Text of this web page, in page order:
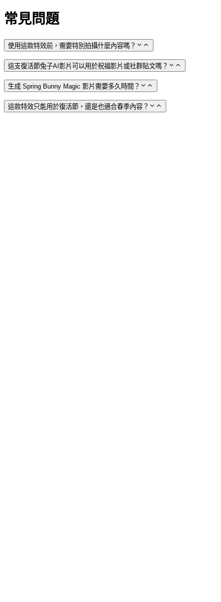
常見問題
使用這款特效前，需要特別拍攝什麼內容嗎？
這支復活節兔子AI影片可以用於祝福影片或社群貼文嗎？
生成 Spring Bunny Magic 影片需要多久時間？
這款特效只能用於復活節，還是也適合春季內容？